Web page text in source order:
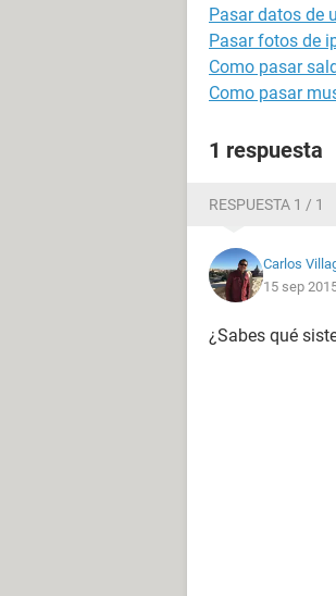
Pasar datos de
Pasar fotos de
Como pasar
Como pasar
1 respuesta
RESPUESTA 1 / 1
Carlos
15 sep
¿Sabes qué